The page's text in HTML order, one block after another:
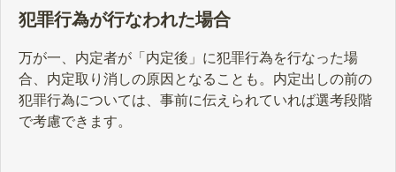
犯罪行為が行なわれた場合
万が一、内定者が「内定後」に犯罪行為を行なった場
合、内定取り消しの原因となることも。内定出しの前の
犯罪行為については、事前に伝えられていれば選考段階
で考慮できます。